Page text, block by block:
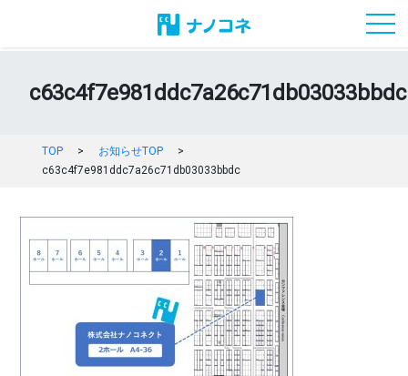
c63c4f7e981ddc7a26c71db03033bbdc
TOP > お知らせTOP
>
c63c4f7e981ddc7a26c71db03033bbdc